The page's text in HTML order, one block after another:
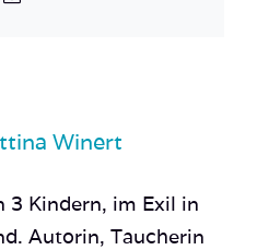
Winert
3 Kindern, im Exil in
Autorin, Taucherin